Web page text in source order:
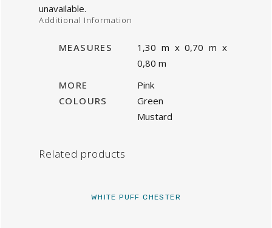
unavailable.
Additional Information
MEASURES
1,30 m x 0,70 m x
0,80 m
MORE
COLOURS
Pink
Green
Mustard
Related products
WHITE PUFF CHESTER